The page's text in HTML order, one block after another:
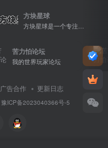
方块星球
苦力怕论坛
我的世界玩家论坛
广告合作 更新日志
豫ICP备2023040366号-5